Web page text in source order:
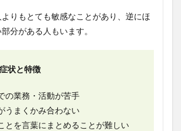
よりもとても敏感なことがあり、逆にほ
分がある人もいます。
状と特徴
の業務・活動が苦手
うまくかみ合わない
とを言葉にまとめることが難しい